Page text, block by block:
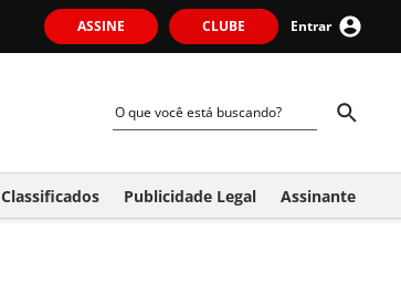
ASSINE CLUBE Entrar
Classificados Publicidade Legal Assinante